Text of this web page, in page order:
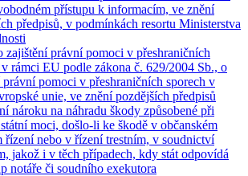
přístupu k informacím, ve znění
předpisů, v podmínkách resortu Ministerstva
zajištění právní pomoci v přeshraničních
v rámci EU podle zákona č. 629/2004 Sb., o
právní pomoci v přeshraničních sporech v
unie, ve znění pozdějších předpisů
nároku na náhradu škody způsobené při
moci, došlo-li ke škodě v občanském
řízení nebo v řízení trestním, v soudnictví
jakož i v těch případech, kdy stát odpovídá
notáře či soudního exekutora